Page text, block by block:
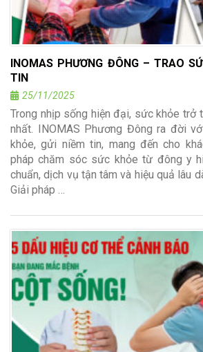
INOMAS PHƯƠNG ĐÔNG – TRAO
TIN
25/11/2025
Trong nhịp sống hiện đại, sức khỏe trở
nhất. INOMAS Phương Đông ra đời
khỏe, gửi niềm tin, mang đến cho
pháp chăm sóc sức khỏe từ đông y
chuẩn, dịch vụ tận tâm và hiệu quả lâu
Giải pháp …